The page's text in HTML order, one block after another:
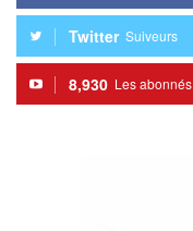
Twitter Suiveurs
8,930 Les abonnés